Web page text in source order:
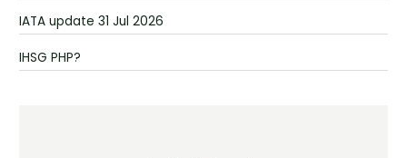
IATA update 31 Jul 2026
IHSG PHP?